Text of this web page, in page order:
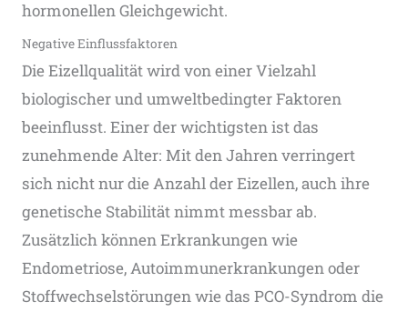
hormonellen Gleichgewicht.
Negative Einflussfaktoren
Die Eizellqualität wird von einer Vielzahl
biologischer und umweltbedingter Faktoren
beeinflusst. Einer der wichtigsten ist das
zunehmende Alter: Mit den Jahren verringert
sich nicht nur die Anzahl der Eizellen, auch ihre
genetische Stabilität nimmt messbar ab.
Zusätzlich können Erkrankungen wie
Endometriose, Autoimmunerkrankungen oder
Stoffwechselstörungen wie das PCO-Syndrom die